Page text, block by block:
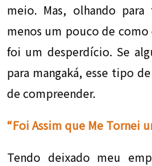
meio. Mas, olhando
menos um pouco de
foi um desperdício. Se
para mangaká, esse tipo
de compreender.
“Foi Assim que Me Tornei
Tendo deixado meu